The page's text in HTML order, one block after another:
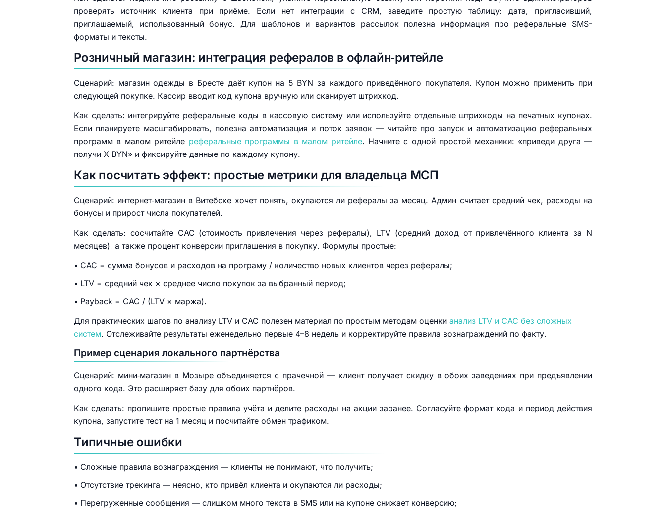
проверять источник клиента при приёме. Если нет интеграции с CRM, заведите простую таблицу: дата, пригласивший,
приглашаемый, использованный бонус. Для шаблонов и вариантов рассылок полезна информация про реферальные SMS-
форматы и тексты.
Розничный магазин: интеграция рефералов в офлайн‑ритейле
Сценарий: магазин одежды в Бресте даёт купон на 5 BYN за каждого приведённого покупателя. Купон можно применить при
следующей покупке. Кассир вводит код купона вручную или сканирует штрихкод.
Как сделать: интегрируйте реферальные коды в кассовую систему или используйте отдельные штрихкоды на печатных купонах.
Если планируете масштабировать, полезна автоматизация и поток заявок — читайте про запуск и автоматизацию реферальных
программ в малом ритейле реферальные программы в малом ритейле. Начните с одной простой механики: «приведи друга —
получи X BYN» и фиксируйте данные по каждому купону.
Как посчитать эффект: простые метрики для владельца МСП
Сценарий: интернет‑магазин в Витебске хочет понять, окупаются ли рефералы за месяц. Админ считает средний чек, расходы на
бонусы и прирост числа покупателей.
Как сделать: сосчитайте CAC (стоимость привлечения через рефералы), LTV (средний доход от привлечённого клиента за N
месяцев), а также процент конверсии приглашения в покупку. Формулы простые:
CAC = сумма бонусов и расходов на програму / количество новых клиентов через рефералы;
LTV = средний чек × среднее число покупок за выбранный период;
Payback = CAC / (LTV × маржа).
Для практических шагов по анализу LTV и CAC полезен материал по простым методам оценки анализ LTV и CAC без сложных
систем. Отслеживайте результаты еженедельно первые 4–8 недель и корректируйте правила вознаграждений по факту.
Пример сценария локального партнёрства
Сценарий: мини‑магазин в Мозыре объединяется с прачечной — клиент получает скидку в обоих заведениях при предъявлении
одного кода. Это расширяет базу для обоих партнёров.
Как сделать: пропишите простые правила учёта и делите расходы на акции заранее. Согласуйте формат кода и период действия
купона, запустите тест на 1 месяц и посчитайте обмен трафиком.
Типичные ошибки
Сложные правила вознаграждения — клиенты не понимают, что получить;
Отсутствие трекинга — неясно, кто привёл клиента и окупаются ли расходы;
Перегруженные сообщения — слишком много текста в SMS или на купоне снижает конверсию;